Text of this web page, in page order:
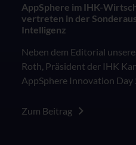
AppSphere im IHK-
vertreten in der
Intelligenz
Neben dem Editorial
Roth, Präsident der IHK
AppSphere Innovation Day
der Arbeitswelt: Besser als
Zum Beitrag